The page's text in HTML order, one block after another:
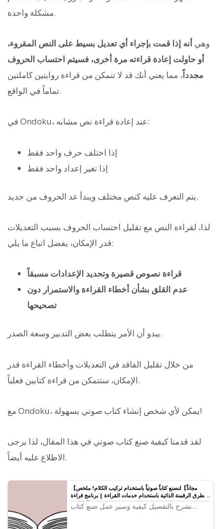
مشكلة واحدة.
وهي أنه إذا قمت بإجراء أي تعديل بسيط على النص المقروء،
أو حاولت إعادة قراءته مرة أخرى، فسيتم احتساب الحروف
مجدداً، مما يعني أنك قد لا تتمكن من قراءة روايتين كاملتين
تماماً في الواقع.
في Ondoku، عند إعادة قراءة نص مشابه:
إذا اختلف حرف واحد فقط
إذا تغير إعداد واحد فقط
يتم التعرف عليه كنص مختلف ويبدأ عد الحروف من جديد.
لذا، لقراءة النص مع تقليل احتساب الحروف بسبب التعديلات
قدر الإمكان، يفضل اتباع ما يلي:
قراءة نصوص قصيرة وتحديد الإعدادات مسبقاً
عدم القلق بشأن أخطاء القراءة والاستمرار دون
تصحيحها
يبدو أن الأمر يتطلب بعض التدبير وسعة الصدر.
من خلال تقليل الفاقد في التعديلات وأخطاء القراءة قدر
الإمكان، ستتمكن من قراءة كتابين فعلياً.
مع Ondoku، يمكن لأي شخص إنشاء كتاب صوتي بسهولة!
لقد قدمنا كيفية صنع كتاب صوتي في هذا المقال، لذا يرجى
الاطلاع عليه أيضاً.
【مجاناً】لنصنع كتاباً صوتياً باستخدام تركيب الكلام! ملخص
لطرق الرقمنة الذاتية باستخدام خدمات القراءة | برنامج قراءة
النصوص Ondoku
نشرح بالتفصيل كيفية وسير عمل صنع كتاب